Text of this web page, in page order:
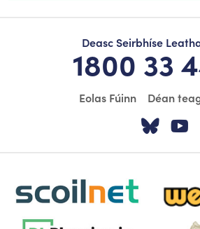
Deasc Seirbhíse
1800 33
Eolas Fúinn Déan
scoilnet-footer-logo3
dlplanning-footer-logo-5